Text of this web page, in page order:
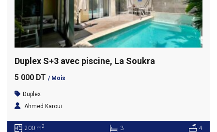
Duplex S+3 avec piscine, La Soukra
5 000 DT / Mois
Duplex
Ahmed Karoui
200 m2 3 4